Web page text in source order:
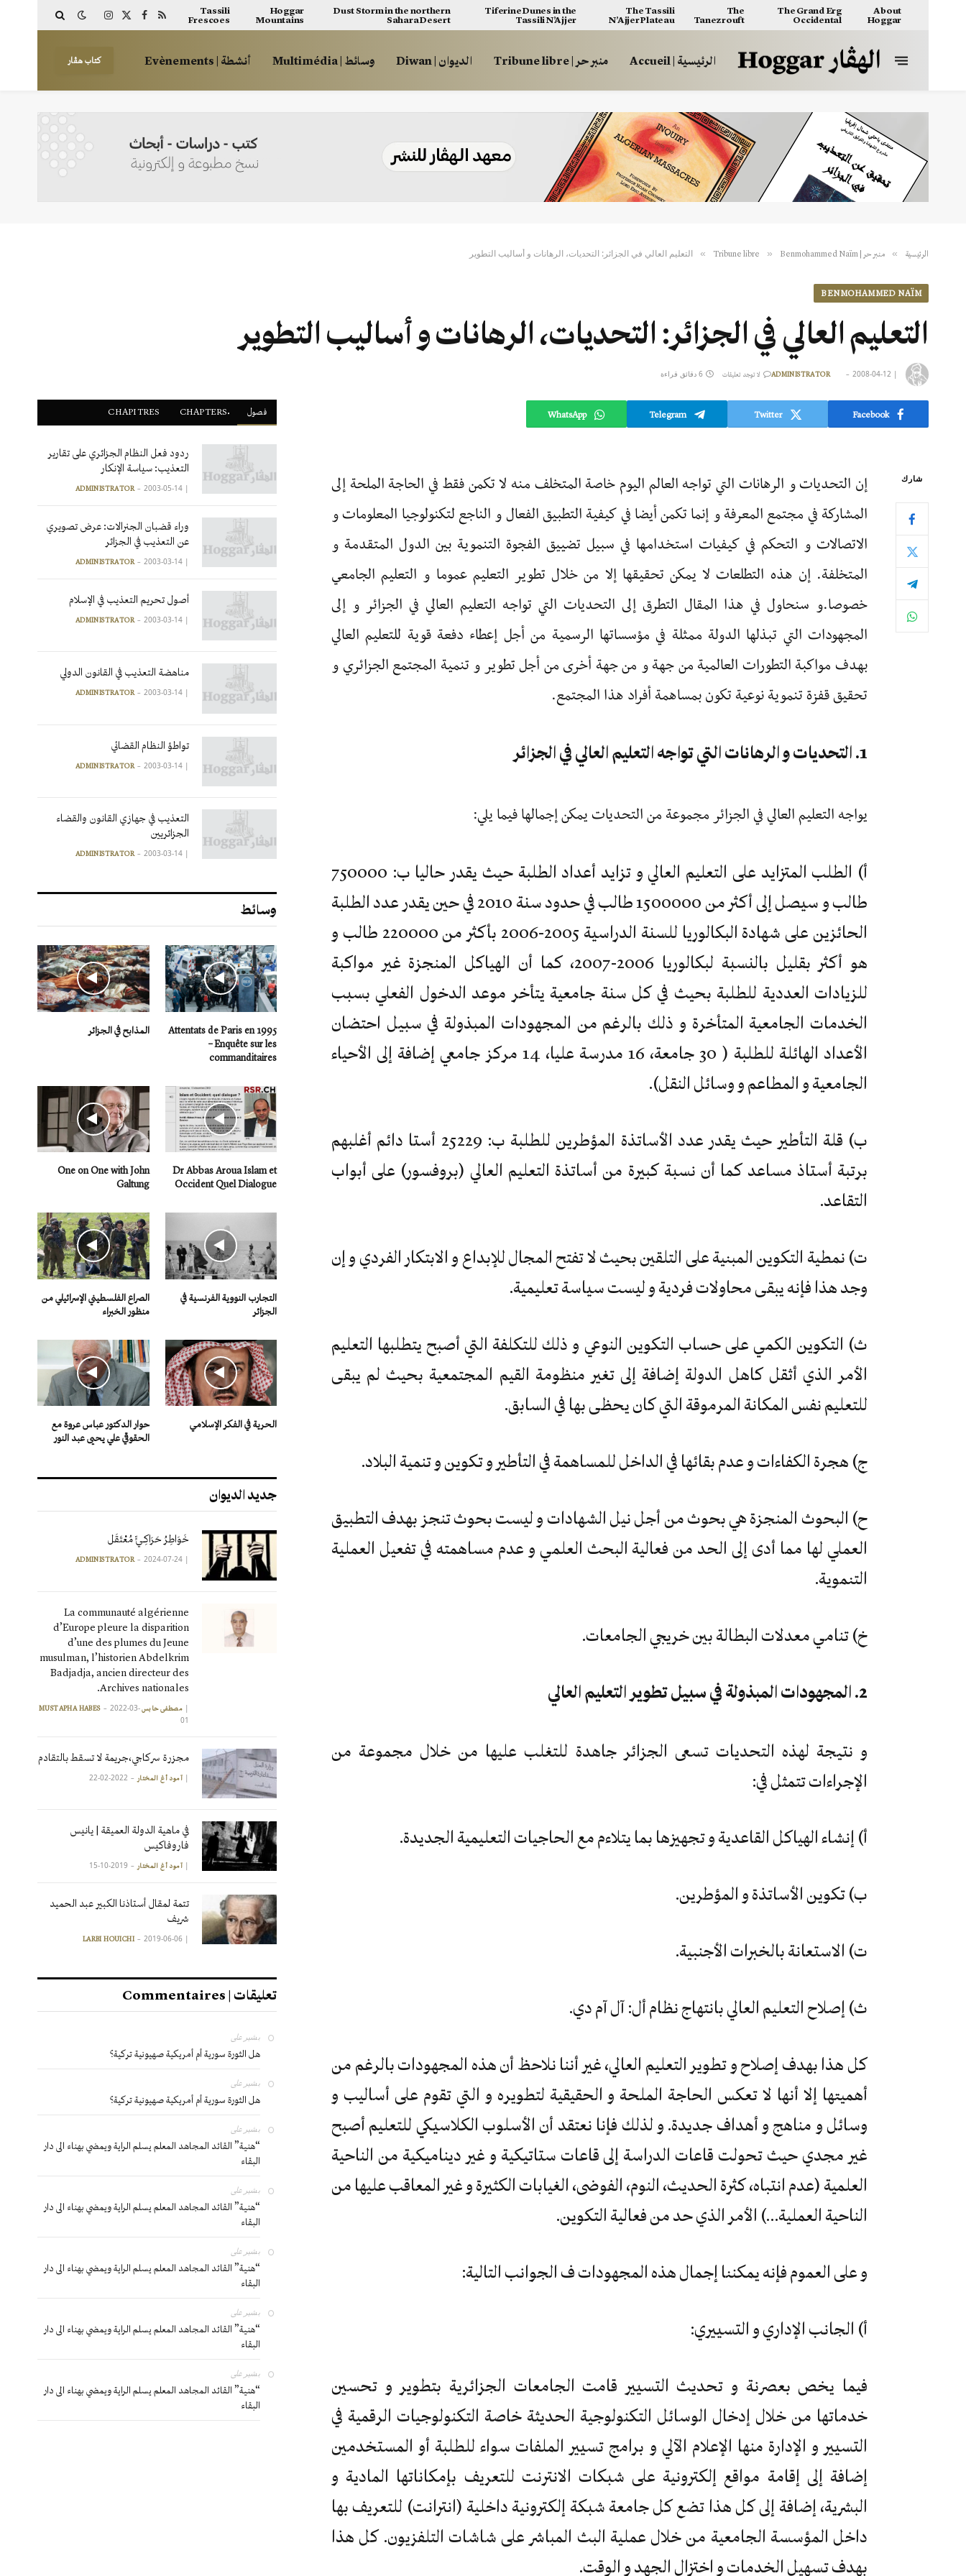
About
Hoggar
The Grand Erg
Occidental
The
Tanezrouft
The Tassili
N’Ajjer Plateau
Tiferine Dunes in the
Tassili N’Ajjer
Dust Storm in the northern
Sahara Desert
Hoggar
Mountains
Tassili
Frescoes
RSS
Facebook
X
Instagram
الرئيسية | Accueil منبر حر | Tribune libre الديوان | Diwan وسائط | Multimédia أنشطة | Evènements كتاب هڤار
الرئيسية » منبر حر | Tribune libre » Benmohammed Naïm
» التعليم العالي في الجزائر: التحديات، الرهانات و أساليب التطوير
BENMOHAMMED NAÏM
التعليم العالي في الجزائر: التحديات، الرهانات و أساليب التطوير
|
ADMINISTRATOR 2008-04-12 لا توجد تعليقات 6 دقائق قراءة
Facebook
Twitter
Telegram
WhatsApp
شارك
إن التحديات و الرهانات التي تواجه العالم اليوم خاصة المتخلف منه لا تكمن فقط في الحاجة الملحة إلى
المشاركة في مجتمع المعرفة و إنما تكمن أيضا في كيفية التطبيق الفعال و الناجع لتكنولوجيا المعلومات و
الاتصالات و التحكم في كيفيات استخدامها في سبيل تضييق الفجوة التنموية بين الدول المتقدمة و
المتخلفة. إن هذه التطلعات لا يمكن تحقيقها إلا من خلال تطوير التعليم عموما و التعليم الجامعي
خصوصا.و سنحاول في هذا المقال التطرق إلى التحديات التي تواجه التعليم العالي في الجزائر و إلى
المجهودات التي تبذلها الدولة ممثلة في مؤسساتها الرسمية من أجل إعطاء دفعة قوية للتعليم العالي
بهدف مواكبة التطورات العالمية من جهة و من جهة أخرى من أجل تطوير و تنمية المجتمع الجزائري و
تحقيق قفزة تنموية نوعية تكون بمساهمة أفراد هذا المجتمع.
1. التحديات و الرهانات التي تواجه التعليم العالي في الجزائر
يواجه التعليم العالي في الجزائر مجموعة من التحديات يمكن إجمالها فيما يلي:
أ) الطلب المتزايد على التعليم العالي و تزايد أعداد الطلبة حيث يقدر حاليا ب: 750000
طالب و سيصل إلى أكثر من 1500000 طالب في حدود سنة 2010 في حين يقدر عدد الطلبة
الحائزين على شهادة البكالوريا للسنة الدراسية 2005-2006 بأكثر من 220000 طالب و
هو أكثر بقليل بالنسبة لبكالوريا 2006-2007، كما أن الهياكل المنجزة غير مواكبة
للزيادات العددية للطلبة بحيث في كل سنة جامعية يتأخر موعد الدخول الفعلي بسبب
الخدمات الجامعية المتأخرة و ذلك بالرغم من المجهودات المبذولة في سبيل احتضان
الأعداد الهائلة للطلبة ( 30 جامعة، 16 مدرسة عليا، 14 مركز جامعي إضافة إلى الأحياء
الجامعية و المطاعم و وسائل النقل).
ب) قلة التأطير حيث يقدر عدد الأساتذة المؤطرين للطلبة ب: 25229 أستا دائم أغلبهم
برتبة أستاذ مساعد كما أن نسبة كبيرة من أساتذة التعليم العالي (بروفسور) على أبواب
التقاعد.
ت) نمطية التكوين المبنية على التلقين بحيث لا تفتح المجال للإبداع و الابتكار الفردي و إن
وجد هذا فإنه يبقى محاولات فردية و ليست سياسة تعليمية.
ث) التكوين الكمي على حساب التكوين النوعي و ذلك للتكلفة التي أصبح يتطلبها التعليم
الأمر الذي أثقل كاهل الدولة إضافة إلى تغير منظومة القيم المجتمعية بحيث لم يبقى
للتعليم نفس المكانة المرموقة التي كان يحظى بها في السابق.
ج) هجرة الكفاءات و عدم بقائها في الداخل للمساهمة في التأطير و تكوين و تنمية البلاد.
ح) البحوث المنجزة هي بحوث من أجل نيل الشهادات و ليست بحوث تنجز بهدف التطبيق
العملي لها مما أدى إلى الحد من فعالية البحث العلمي و عدم مساهمته في تفعيل العملية
التنموية.
خ) تنامي معدلات البطالة بين خريجي الجامعات.
2. المجهودات المبذولة في سبيل تطوير التعليم العالي
و نتيجة لهذه التحديات تسعى الجزائر جاهدة للتغلب عليها من خلال مجموعة من
الإجراءات تتمثل في:
أ) إنشاء الهياكل القاعدية و تجهيزها بما يتلاءم مع الحاجيات التعليمية الجديدة.
ب) تكوين الأساتذة و المؤطرين.
ت) الاستعانة بالخبرات الأجنبية.
ث) إصلاح التعليم العالي بانتهاج نظام أل: آل آم دي.
كل هذا بهدف إصلاح و تطوير التعليم العالي، غير أننا نلاحظ أن هذه المجهودات بالرغم من
أهميتها إلا أنها لا تعكس الحاجة الملحة و الحقيقية لتطويره و التي تقوم على أساليب و
وسائل و مناهج و أهداف جديدة. و لذلك فإنا نعتقد أن الأسلوب الكلاسيكي للتعليم أصبح
غير مجدي حيث تحولت قاعات الدراسة إلى قاعات ستاتيكية و غير ديناميكية من الناحية
العلمية (عدم انتباه، كثرة الحديث، النوم، الفوضى، الغيابات الكثيرة و غير المعاقب عليها من
الناحية العملية…) الأمر الذي حد من فعالية التكوين.
و على العموم فإنه يمكننا إجمال هذه المجهودات ف الجوانب التالية:
أ) الجانب الإداري و التسييري:
فيما يخص بعصرنة و تحديث التسيير قامت الجامعات الجزائرية بتطوير و تحسين
خدماتها من خلال إدخال الوسائل التكنولوجية الحديثة خاصة التكنولوجيات الرقمية في
التسيير و الإدارة منها الإعلام الآلي و برامج تسيير الملفات سواء للطلبة أو المستخدمين
إضافة إلى إقامة مواقع إلكترونية على شبكات الانترنت للتعريف بإمكاناتها المادية و
البشرية، إضافة إلى كل هذا تضع كل جامعة شبكة إلكترونية داخلية (انترانت) للتعريف بها
داخل المؤسسة الجامعية من خلال عملية البث المباشر على شاشات التلفزيون. كل هذا
بهدف تسهيل الخدمات و اختزال الجهد و الوقت.
فصول CHAPITRES
ردود فعل النظام الجزائري على تقارير
التعذيب: سياسة الإنكار
|
ADMINISTRATOR 2003-05-14
وراء قضبان الجنرالات: عرض تصويري
عن التعذيب في الجزائر
|
ADMINISTRATOR 2003-03-14
أصول تحريم التعذيب في الإسلام
|
ADMINISTRATOR 2003-03-14
مناهضة التعذيب في القانون الدولي
|
ADMINISTRATOR 2003-03-14
تواطؤ النظام القضائي
|
ADMINISTRATOR 2003-03-14
التعذيب في جهازي القانون والقضاء
الجزائريين
|
ADMINISTRATOR 2003-03-14
وسائط
Attentats de Paris en 1995
– Enquête sur les
commanditaires
المذابح في الجزائر
Dr Abbas Aroua Islam et
Occident Quel Dialogue
One on One with John
Galtung
التجارب النووية الفرنسية في
الجزائر
الصراع الفلسطيني الإسرائيلي من
منظور الخبراء
الحرية في الفكر الإسلامي
حوار الدكتور عباس عروة مع
الحقوقي علي يحيى عبد النور
جديد الديوان
خَوَاطِرُ حَرَاكِـيٍّ مُعْتَقَل
|
ADMINISTRATOR 2024-07-24
La communauté algérienne
d’Europe pleure la disparition
d’une des plumes du Jeune
musulman, l’historien Abdelkrim
Badjadja, ancien directeur des
Archives nationales.
| مصطفى حابس MUSTAPHA HABES2022-03-
01
مجزرة سركاجي،جريمة لا تسقط بالتقادم
| آمود أغ المختار 2022-02-22
في ماهية الدولة العميقة | يانيس
فاروفاكيس
| آمود أغ المختار 2019-10-15
تتمة لمقال أستاذنا الكبير عبد الحميد
شريف
|
LARBI HOUICHI 2019-06-06
تعليقات | Commentaires
بشير على
هل الثورة سورية أم أمريكية صهيونية تركية؟
بشير على
هل الثورة سورية أم أمريكية صهيونية تركية؟
بشير على
“هنية” القائد المجاهد المعلم يسلم الراية ويمضي بهناء الى دار
البقاء
بشير على
“هنية” القائد المجاهد المعلم يسلم الراية ويمضي بهناء الى دار
البقاء
بشير على
“هنية” القائد المجاهد المعلم يسلم الراية ويمضي بهناء الى دار
البقاء
بشير على
“هنية” القائد المجاهد المعلم يسلم الراية ويمضي بهناء الى دار
البقاء
بشير على
“هنية” القائد المجاهد المعلم يسلم الراية ويمضي بهناء الى دار
البقاء